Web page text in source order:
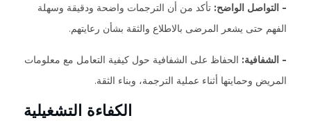
- التواصل الواضح: تأكد من أن الترجمات واضحة ودقيقة وسهلة
الفهم حتى يشعر المرضى بالاطلاع والثقة بشأن رعايتهم.
- الشفافية: الحفاظ على الشفافية حول كيفية التعامل مع معلومات
المريض وحمايتها أثناء عملية الترجمة، وبناء الثقة.
الكفاءة التشغيلية